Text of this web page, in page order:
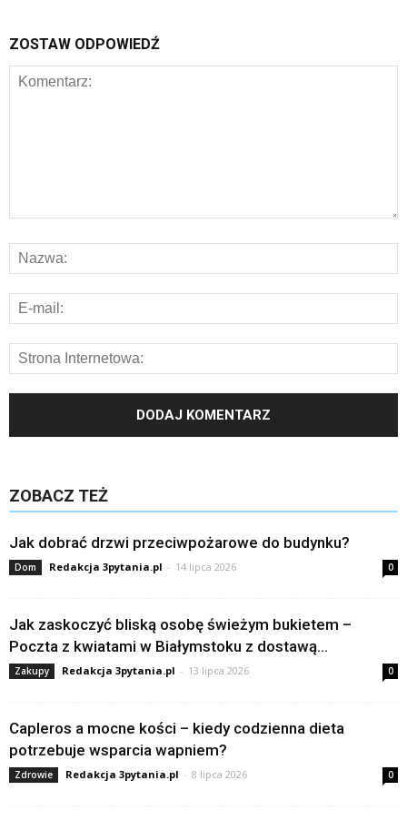
ZOSTAW ODPOWIEDŹ
ZOBACZ TEŻ
Jak dobrać drzwi przeciwpożarowe do budynku?
Dom Redakcja 3pytania.pl - 14 lipca 2026 0
Jak zaskoczyć bliską osobę świeżym bukietem –
Poczta z kwiatami w Białymstoku z dostawą...
Zakupy Redakcja 3pytania.pl - 13 lipca 2026 0
Capleros a mocne kości – kiedy codzienna dieta
potrzebuje wsparcia wapniem?
Zdrowie Redakcja 3pytania.pl - 8 lipca 2026 0